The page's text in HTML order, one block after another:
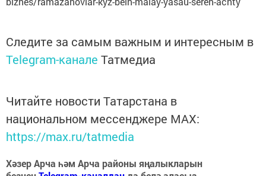
Следите за самым важным и интересным в
Telegram-канале Татмедиа
Читайте новости Татарстана в
национальном мессенджере MАХ:
https://max.ru/tatmedia
Хәзер Арча һәм Арча районы яңалыкларын